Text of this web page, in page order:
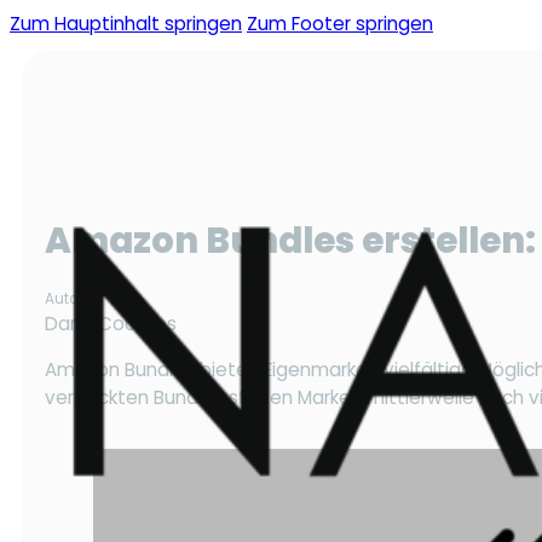
Zum Hauptinhalt springen Zum Footer springen
Amazon Bundles
Autor
Dana Coordes
Amazon Bundles bieten Eigenmarken vielfältige
verpackten Bundles stehen Marken mittlerweile auch